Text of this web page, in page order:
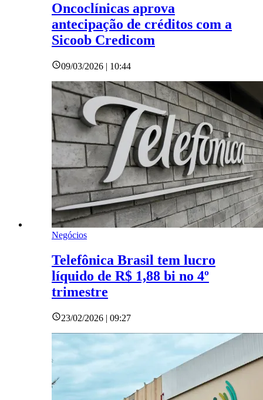
Oncoclínicas aprova
antecipação de créditos com a
Sicoob Credicom
09/03/2026 | 10:44
Negócios
Telefônica Brasil tem lucro
líquido de R$ 1,88 bi no 4º
trimestre
23/02/2026 | 09:27